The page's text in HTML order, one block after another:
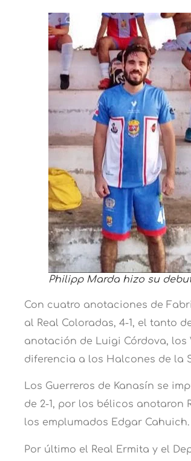
Philipp Marda hizo su
Con cuatro anotaciones de
al Real Coloradas, 4-1, el tanto
anotación de Luigi Córdova, los
diferencia a los Halcones de la
Los Guerreros de Kanasín se
de 2-1, por los bélicos anotaron
los emplumados Edgar Cahuich.
Por último el Real Ermita y el